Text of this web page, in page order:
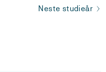
Neste studieår